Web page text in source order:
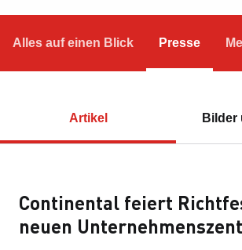
Alles auf einen Blick Presse
Artikel Bilder
Continental feiert
neuen